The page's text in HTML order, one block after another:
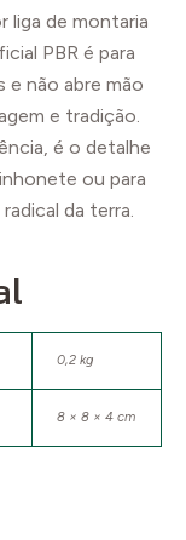
liga de montaria
PBR é para
e não abre mão
e tradição.
é o detalhe
ou para
da terra.
0,2 kg
8 × 8 × 4 cm